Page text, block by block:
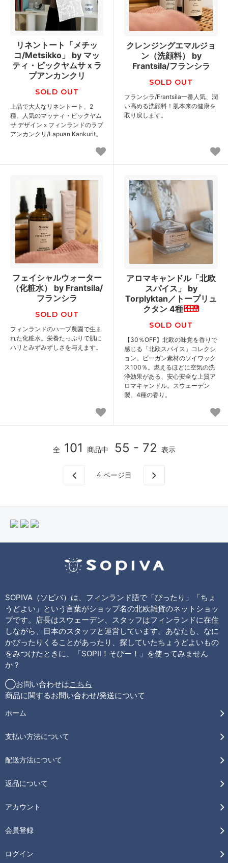
リネントート「メチッ
コ/Metsikko」 by マッ
ティ・ピックヤムサｘラ
プアンカンクリ
SOLD OUT
上品で大人なリネントート、2
種。人気のマッティ・ピックヤム
サ デザインｘフィンランドのラプ
アンカンクリ/Lapuan Kankurit。
クレンジングエマルジョ
ン（洗顔料） by
Frantsila/フランシラ
SOLD OUT
フランシラ/Frantsila一番人気、潤
い高める洗顔料！肌本来の健康を
取り戻します。
フェイシャルウォーター
（化粧水） by Frantsila/
フランシラ
SOLD OUT
フィンランドのハーブ農園で生ま
れた化粧水。栄養たっぷりで肌に
ハリとみずみずしさを与えます。
アロマキャンドル「北欧
スパイス」 by
Torplyktan／トープリュ
クタン 4種
SOLD OUT
【30％OFF】北欧の味覚を香りで
感じる「北欧スパイス」コレクシ
ョン。ビーガン素材のソイワック
ス100％。燃えるほどに空気の洗
浄効果がある、安心安全な上質ア
ロマキャンドル。スウェーデン
製。4種の香り。
全 101 商品中 55 - 72 表示
4 ページ目
SOPIVA（ソピバ）は、フィンランド語で「ぴったり」「ちょ
うどよい」という言葉がショップ名の北欧雑貨のネットショッ
プです。店長はスウェーデン、スタッフはフィンランドに在住
しながら、日本のスタッフと運営しています。あなたも、なに
かぴったりくることがあったり、探していたちょうどよいもの
をみつけたときに、「SOPII！そぴー！」を使ってみません
か？
◯お問い合わせはこちら
商品に関するお問い合わせ/発送について
ホーム
支払い方法について
配送方法について
返品について
アカウント
会員登録
ログイン